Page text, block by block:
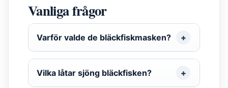
Vanliga frågor
Varför valde de bläckfiskmasken?
Vilka låtar sjöng bläckfisken?